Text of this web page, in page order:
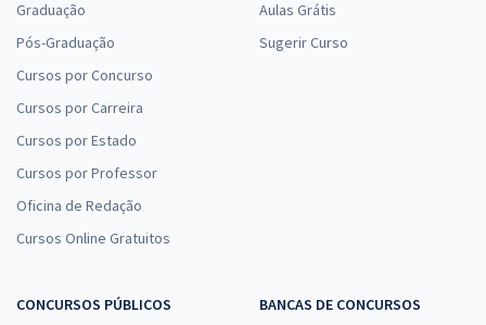
Graduação
Pós-Graduação
Cursos por Concurso
Cursos por Carreira
Cursos por Estado
Cursos por Professor
Oficina de Redação
Cursos Online Gratuitos
Aulas Grátis
Sugerir Curso
CONCURSOS PÚBLICOS
BANCAS DE CONCURSOS